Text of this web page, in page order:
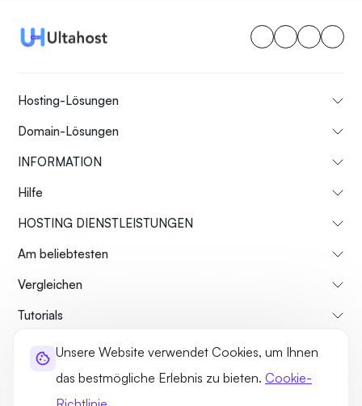
Unsere Website verwendet Cookies, um Ihnen
das bestmögliche Erlebnis zu bieten. Cookie-
Hosting-Lösungen
Domain-Lösungen
INFORMATION
Hilfe
HOSTING DIENSTLEISTUNGEN
Am beliebtesten
Vergleichen
Tutorials
Über uns
Datenschutz-BestimmungenRechtlichesSeitenverzeichnis